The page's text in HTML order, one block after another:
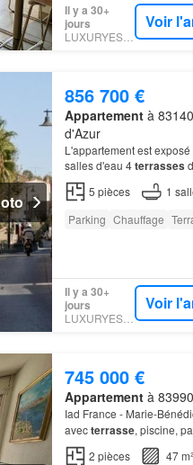
Il y a 30+
jours
LUXURYESTATE
Voir
856 700 €
Appartementà
d'Azur
L'appartement est
salles d'eau 4terrasses
5 pièces 1
Parking Chauffage
Il y a 30+
jours
LUXURYESTATE
Voir
745 000 €
Appartementà
Iad France - Marie-
avecterrasse, piscine,
Tropez et de la place des
2 pièces
47 m²